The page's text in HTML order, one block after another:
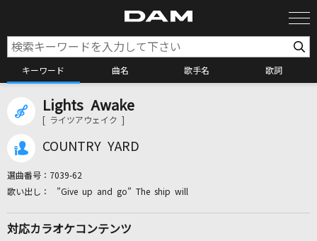
キーワード 曲名 歌手名 歌詞
カラオケ検索
Lights Awake
[ ライツアウェイク ]
COUNTRY YARD
選曲番号： 7039-62
”Give up and go” The ship will
対応カラオケコンテンツ